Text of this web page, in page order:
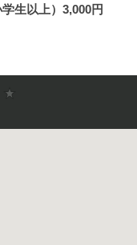
生以上）3,000円